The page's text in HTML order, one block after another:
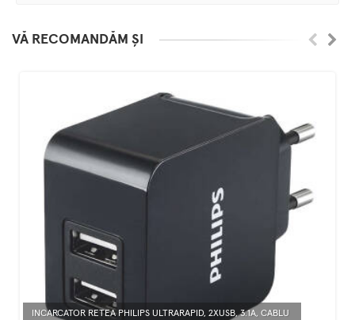
VĂ RECOMANDĂM ȘI
INCARCATOR RETEA PHILIPS ULTRARAPID, 2XUSB, 3.1A, CABLU